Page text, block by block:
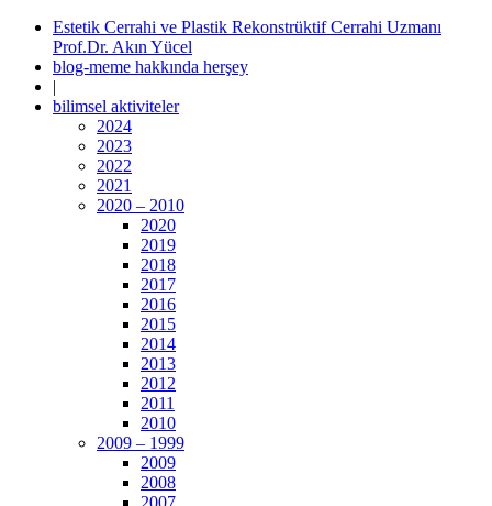
Estetik Cerrahi ve Plastik Rekonstrüktif Cerrahi Uzmanı
Prof.Dr. Akın Yücel
blog-meme hakkında herşey
|
bilimsel aktiviteler
2024
2023
2022
2021
2020 – 2010
2020
2019
2018
2017
2016
2015
2014
2013
2012
2011
2010
2009 – 1999
2009
2008
2007